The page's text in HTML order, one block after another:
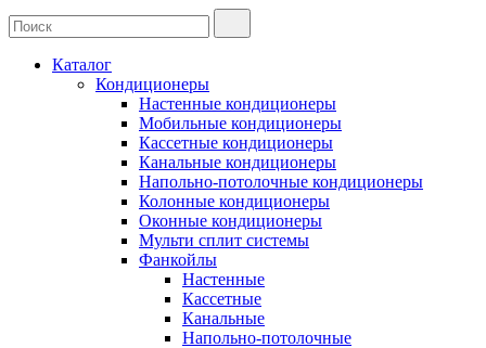
Каталог
Кондиционеры
Настенные кондиционеры
Мобильные кондиционеры
Кассетные кондиционеры
Канальные кондиционеры
Напольно-потолочные кондиционеры
Колонные кондиционеры
Оконные кондиционеры
Мульти сплит системы
Фанкойлы
Настенные
Кассетные
Канальные
Напольно-потолочные